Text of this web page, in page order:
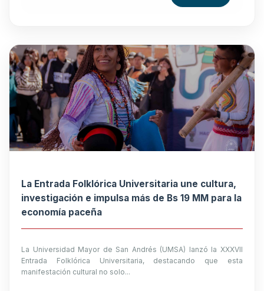
La Entrada Folklórica Universitaria une cultura,
investigación e impulsa más de Bs 19 MM para la
economía paceña
La Universidad Mayor de San Andrés (UMSA) lanzó la XXXVII
Entrada Folklórica Universitaria, destacando que esta
manifestación cultural no solo...